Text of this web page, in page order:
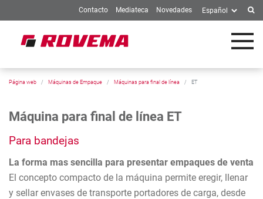
Contacto Mediateca Novedades
Página web Máquinas de Empaque Máquinas para final de línea ET
Máquina para final de línea ET
Para bandejas
La forma mas sencilla para presentar empaques de venta
El concepto compacto de la máquina permite eregir, llenar
y sellar envases de transporte portadores de carga, desde